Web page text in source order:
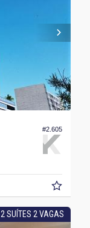
#2.605
2 SUÍTES 2 VAGAS